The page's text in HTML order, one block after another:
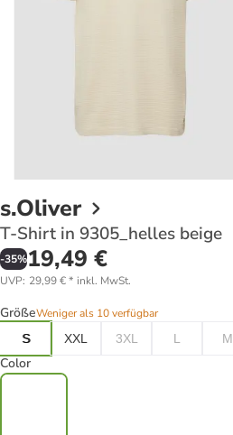
s.Oliver
T-Shirt in 9305_helles beige
-35%19,49 €
UVP: 29,99 €* inkl. MwSt.
GrößeWeniger als 10 verfügbar
S
XXL 3XL L M
Color